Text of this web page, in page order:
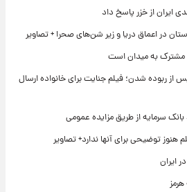
در اعماق دریا و زیر شن‌های صحرا + تصاویر
مشترک به میدان است
ربوده شدن؛ فیلم جنایت برای خانواده ارسال
بانک سرمایه از طریق مزایده عمومی
ایران